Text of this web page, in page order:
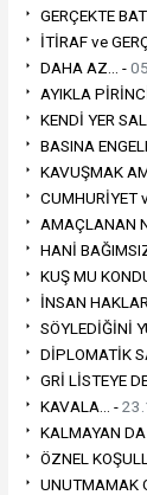
GERÇEKTE
İTİRAF ve
DAHA AZ... -
AYIKLA
KENDİ YER
BASINA
KAVUŞMAK
CUMHURİYET
AMAÇLANAN
HANİ
KUŞ MU
İNSAN
SÖYLEDİĞİNİ
DİPLOMATİK
GRİ LİSTEYE
KAVALA... -
KALMAYAN
ÖZNEL
UNUTMAMAK